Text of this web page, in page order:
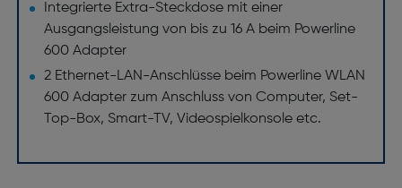
Integrierte Extra-Steckdose mit einer
Ausgangsleistung von bis zu 16 A beim Powerline
600 Adapter
2 Ethernet-LAN-Anschlüsse beim Powerline WLAN
600 Adapter zum Anschluss von Computer, Set-
Top-Box, Smart-TV, Videospielkonsole etc.